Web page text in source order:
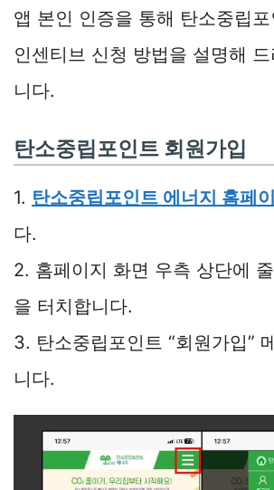
앱 본인 인증을 통해 탄소중립
인센티브 신청 방법을 설명해
니다.
탄소중립포인트 회원가입
1. 탄소중립포인트 에너지 홈페
다.
2. 홈페이지 화면 우측 상단에
을 터치합니다.
3. 탄소중립포인트 “회원가입”
니다.